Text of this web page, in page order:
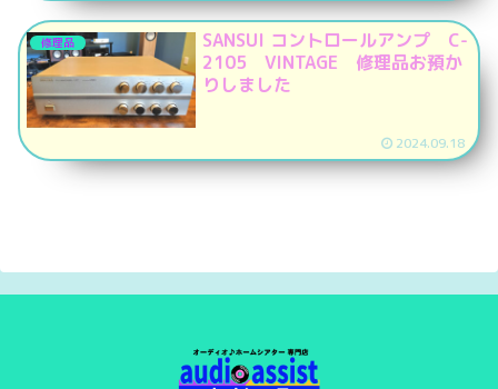
修理品
SANSUI コントロールアンプ C-
2105 VINTAGE 修理品お預か
りしました
2024.09.18